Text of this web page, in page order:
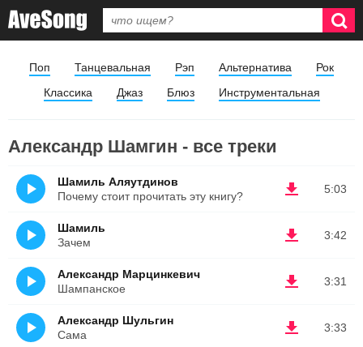
Поп Танцевальная Рэп Альтернатива
Рок
Классика
Джаз Блюз Инструментальная
Александр Шамгин - все треки
5:03
Шамиль Аляутдинов
Почему стоит прочитать эту книгу?
3:42
Шамиль
Зачем
3:31
Александр Марцинкевич
Шампанское
3:33
Александр Шульгин
Сама